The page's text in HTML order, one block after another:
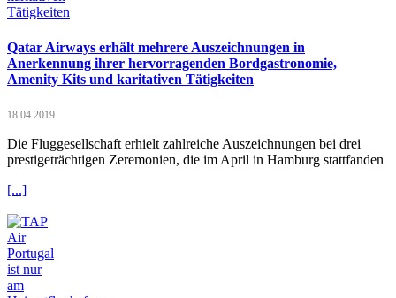
Qatar Airways erhält mehrere Auszeichnungen in
Anerkennung ihrer hervorragenden Bordgastronomie,
Amenity Kits und karitativen Tätigkeiten
18.04.2019
Die Fluggesellschaft erhielt zahlreiche Auszeichnungen bei drei
prestigeträchtigen Zeremonien, die im April in Hamburg stattfanden
[...]